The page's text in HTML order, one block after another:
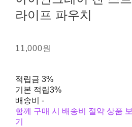
라이프 파우치
11,000원
적립금 3%
기본 적립3%
배송비 -
함께 구매 시 배송비 절약 상품 보
기